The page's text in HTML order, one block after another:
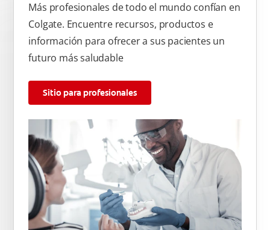
Más profesionales de todo el mundo confían en
Colgate. Encuentre recursos, productos e
información para ofrecer a sus pacientes un
futuro más saludable
Sitio para profesionales